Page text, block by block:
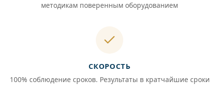
методикам поверенным оборудованием
СКОРОСТЬ
100% соблюдение сроков. Результаты в кратчайшие сроки